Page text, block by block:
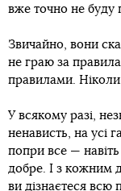
вже точно не буду
Звичайно, вони
не граю за
правилами.
У всякому разі,
ненависть, на усі
попри все —
добре. І з кожним
ви дізнаєтеся всю